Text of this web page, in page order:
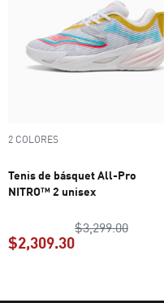
$2,899.00
2 COLORES
Tenis de básquet All-Pro
NITRO™ 2 unisex
$3,299.00
$2,309.30